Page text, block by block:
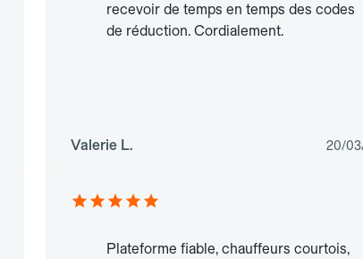
recevoir de temps en temps des codes
de réduction. Cordialement.
Valerie L. 20/
Plateforme fiable, chauffeurs courtois,